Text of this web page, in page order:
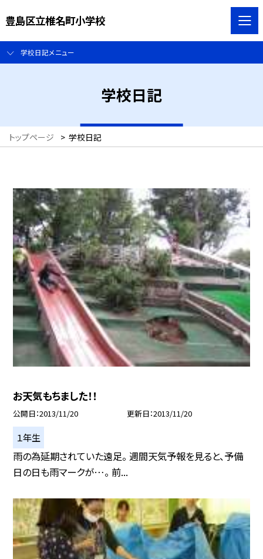
豊島区立椎名町小学校
学校日記メニュー
学校日記
トップページ > 学校日記
お天気もちました！！
公開日 2013/11/20 更新日 2013/11/20
１年生
雨の為延期されていた遠足。 週間天気予報を見ると、予備
日の日も雨マークが…。 前...